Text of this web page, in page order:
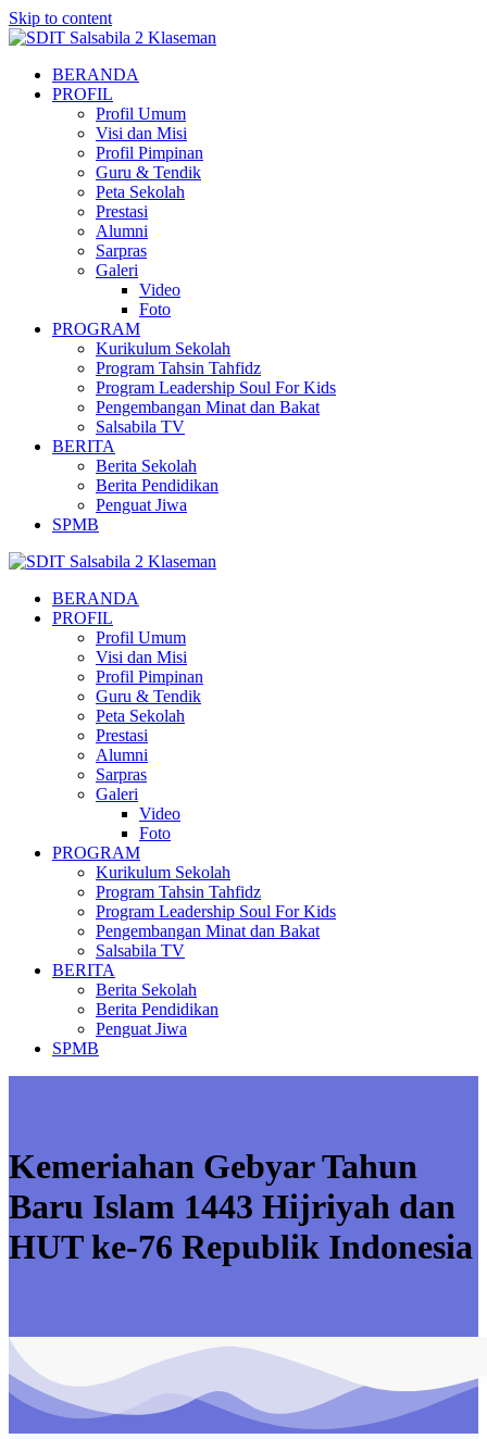
Skip to content
BERANDA
PROFIL
Profil Umum
Visi dan Misi
Profil Pimpinan
Guru & Tendik
Peta Sekolah
Prestasi
Alumni
Sarpras
Galeri
Video
Foto
PROGRAM
Kurikulum Sekolah
Program Tahsin Tahfidz
Program Leadership Soul For Kids
Pengembangan Minat dan Bakat
Salsabila TV
BERITA
Berita Sekolah
Berita Pendidikan
Penguat Jiwa
SPMB
BERANDA
PROFIL
Profil Umum
Visi dan Misi
Profil Pimpinan
Guru & Tendik
Peta Sekolah
Prestasi
Alumni
Sarpras
Galeri
Video
Foto
PROGRAM
Kurikulum Sekolah
Program Tahsin Tahfidz
Program Leadership Soul For Kids
Pengembangan Minat dan Bakat
Salsabila TV
BERITA
Berita Sekolah
Berita Pendidikan
Penguat Jiwa
SPMB
Kemeriahan Gebyar Tahun
Baru Islam 1443 Hijriyah dan
HUT ke-76 Republik Indonesia